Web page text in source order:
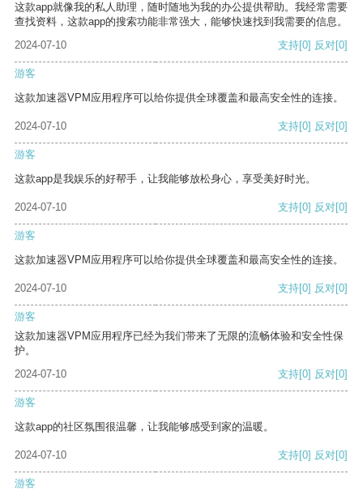
这款app就像我的私人助理，随时随地为我的办公提供帮助。我经常需要
查找资料，这款app的搜索功能非常强大，能够快速找到我需要的信息。
2024-07-10
支持[0] 反对[0]
游客
这款加速器VPM应用程序可以给你提供全球覆盖和最高安全性的连接。
2024-07-10 支持[0] 反对[0]
游客
这款app是我娱乐的好帮手，让我能够放松身心，享受美好时光。
2024-07-10 支持[0] 反对[0]
游客
这款加速器VPM应用程序可以给你提供全球覆盖和最高安全性的连接。
2024-07-10 支持[0] 反对[0]
游客
这款加速器VPM应用程序已经为我们带来了无限的流畅体验和安全性保
护。
2024-07-10
支持[0] 反对[0]
游客
这款app的社区氛围很温馨，让我能够感受到家的温暖。
2024-07-10 支持[0] 反对[0]
游客